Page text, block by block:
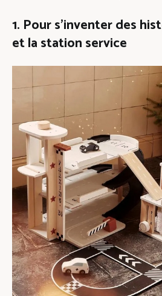
1. Pour s’inventer des
et la station service